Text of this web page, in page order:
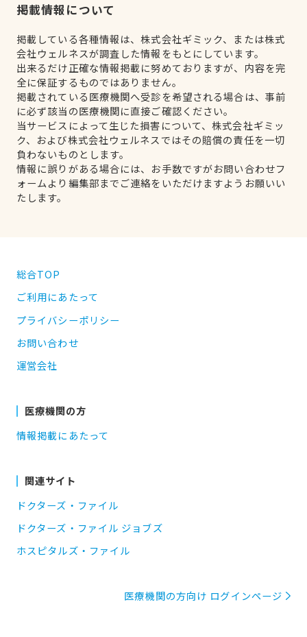
掲載情報について
掲載している各種情報は、株式会社ギミック、または株式
会社ウェルネスが調査した情報をもとにしています。
出来るだけ正確な情報掲載に努めておりますが、内容を完
全に保証するものではありません。
掲載されている医療機関へ受診を希望される場合は、事前
に必ず該当の医療機関に直接ご確認ください。
当サービスによって生じた損害について、株式会社ギミッ
ク、および株式会社ウェルネスではその賠償の責任を一切
負わないものとします。
情報に誤りがある場合には、お手数ですがお問い合わせフ
ォームより編集部までご連絡をいただけますようお願いい
たします。
総合TOP
ご利用にあたって
プライバシーポリシー
お問い合わせ
運営会社
医療機関の方
情報掲載にあたって
関連サイト
ドクターズ・ファイル
ドクターズ・ファイル ジョブズ
ホスピタルズ・ファイル
医療機関の方向け ログインページ